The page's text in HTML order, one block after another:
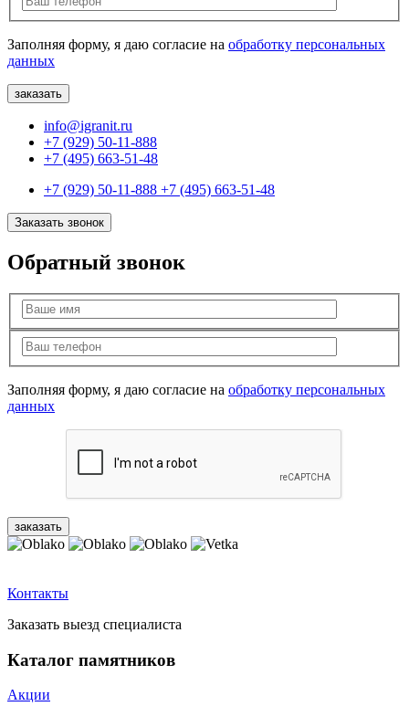
Заполняя форму, я даю согласие на обработку персональных
данных
info@igranit.ru
+7 (929) 50-11-888
+7 (495) 663-51-48
+7 (929) 50-11-888 +7 (495) 663-51-48
Заказать звонок
Обратный звонок
Заполняя форму, я даю согласие на обработку персональных
данных
Контакты
Заказать выезд специалиста
Каталог памятников
Акции